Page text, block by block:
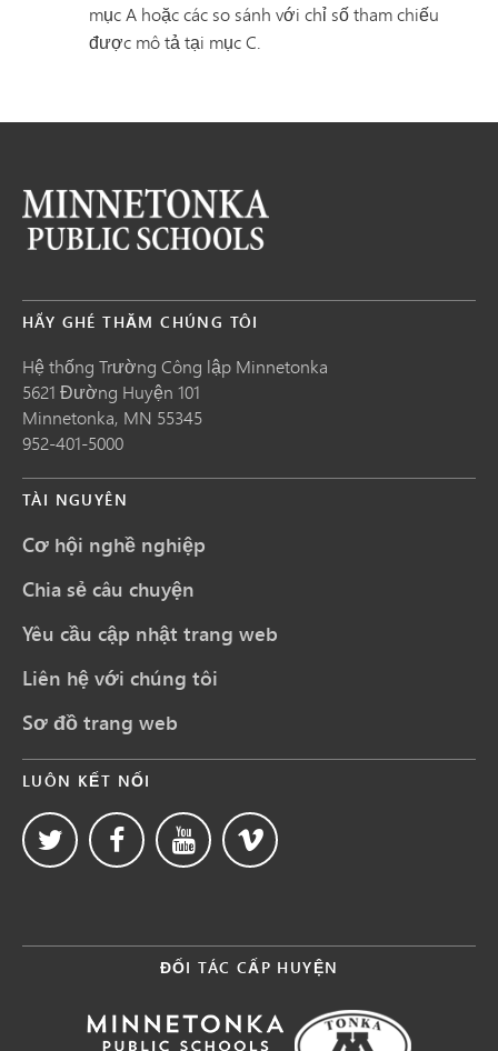
mục A hoặc các so sánh với chỉ số tham chiếu
được mô tả tại mục C.
HÃY GHÉ THĂM CHÚNG TÔI
Hệ thống Trường Công lập Minnetonka
5621 Đường Huyện 101
Minnetonka, MN 55345
952-401-5000
TÀI NGUYÊN
Cơ hội nghề nghiệp
Chia sẻ câu chuyện
Yêu cầu cập nhật trang web
Liên hệ với chúng tôi
Sơ đồ trang web
LUÔN KẾT NỐI
ĐỐI TÁC CẤP HUYỆN